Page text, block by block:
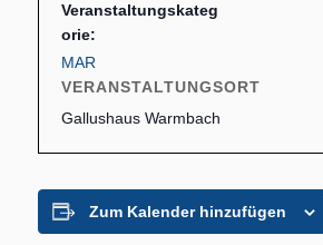
Veranstaltungskateg
orie:
MAR
VERANSTALTUNGSORT
Gallushaus Warmbach
Zum Kalender hinzufügen